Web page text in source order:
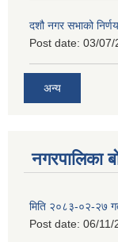
दशौ नगर सभाको निर्णय
Post date: 03/07/
अन्य
नगरपालिका
मिति २०८३-०२-२७
Post date: 06/11/